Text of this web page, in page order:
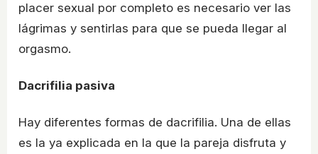
placer sexual por completo es necesario ver las
lágrimas y sentirlas para que se pueda llegar al
orgasmo.
Dacrifilia pasiva
Hay diferentes formas de dacrifilia. Una de ellas
es la ya explicada en la que la pareja disfruta y